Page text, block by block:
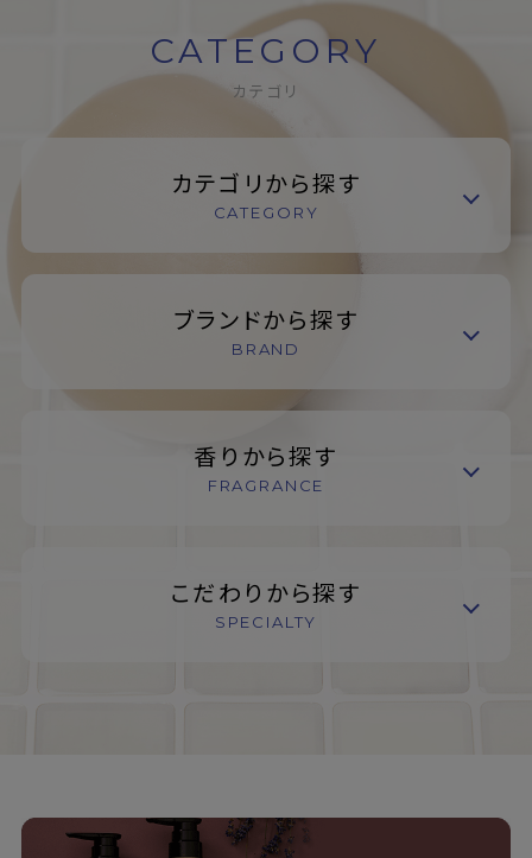
CATEGORY
カテゴリ
カテゴリから探す
CATEGORY
ブランドから探す
BRAND
香りから探す
FRAGRANCE
こだわりから探す
SPECIALTY